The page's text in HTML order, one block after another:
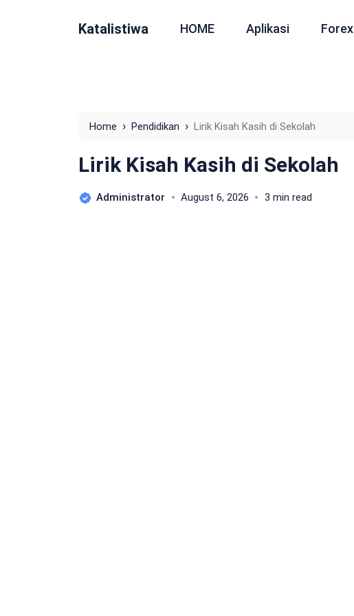
Katalistiwa HOME Aplikasi Forex
Home › Pendidikan › Lirik Kisah Kasih di Sekolah
Lirik Kisah Kasih di Sekolah
Administrator August 6, 2026 3 min read